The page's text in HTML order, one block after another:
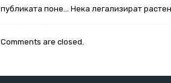
публиката поне… Нека легализират
Comments are closed.